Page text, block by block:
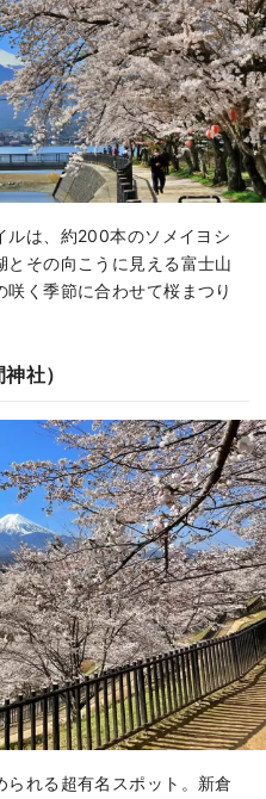
ルは、約200本のソメイヨシ
とその向こうに見える富士山
く季節に合わせて桜まつり
社）
れる超有名スポット。新倉